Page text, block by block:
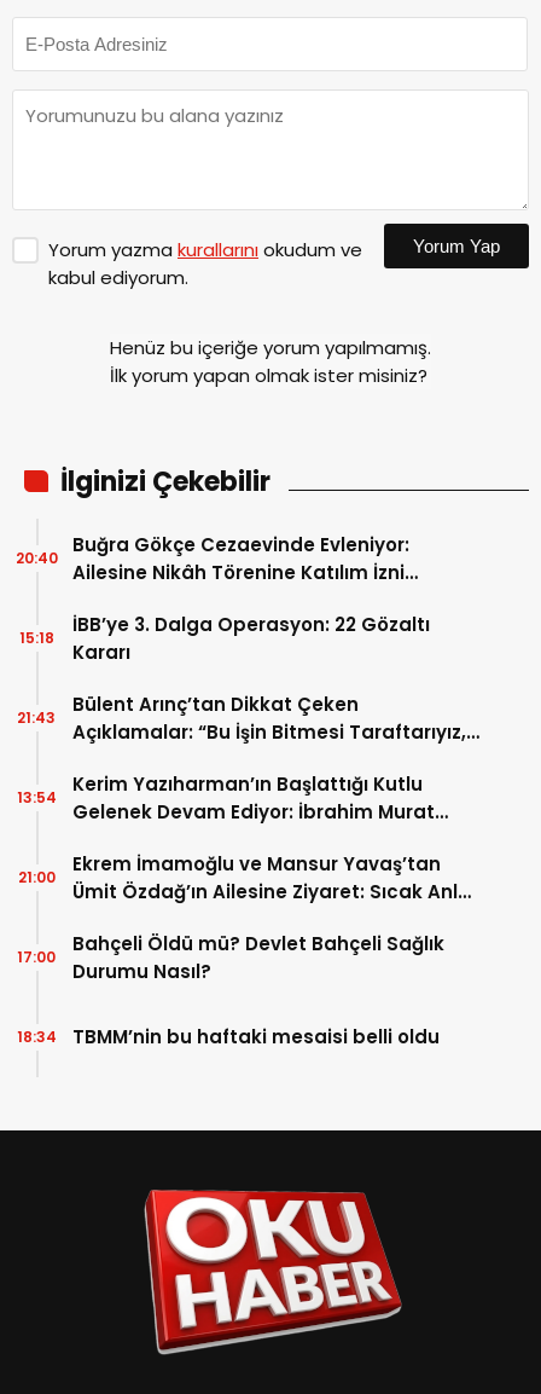
Yorum yazma kurallarınıokudum ve
kabul ediyorum.
Yorum Yap
Henüz bu içeriğe yorum yapılmamış.
İlk yorum yapan olmak ister misiniz?
İlginizi Çekebilir
Buğra Gökçe Cezaevinde Evleniyor:
Ailesine Nikâh Törenine Katılım İzni
20:40
İBB’ye 3. Dalga Operasyon: 22 Gözaltı
Kararı
15:18
Bülent Arınç’tan Dikkat Çeken
Açıklamalar: “Bu İşin Bitmesi Taraftarıyız,
21:43
Kerim Yazıharman’ın Başlattığı Kutlu
Gelenek Devam Ediyor: İbrahim Murat
13:54
Ekrem İmamoğlu ve Mansur Yavaş’tan
Ümit Özdağ’ın Ailesine Ziyaret: Sıcak Anlar
21:00
Bahçeli Öldü mü? Devlet Bahçeli Sağlık
Durumu Nasıl?
17:00
TBMM’nin bu haftaki mesaisi belli oldu
18:34